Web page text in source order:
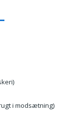
i modsætning)